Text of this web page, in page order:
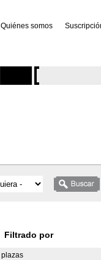
Quiénes somos
Filtrado por
plazas